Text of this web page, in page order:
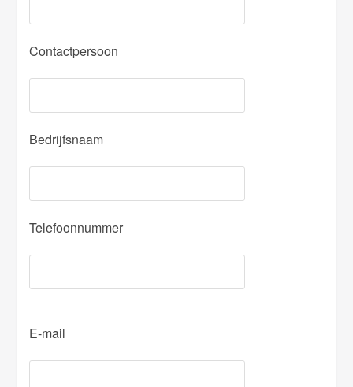
Contactpersoon
Bedrijfsnaam
Telefoonnummer
l
e
E-mail